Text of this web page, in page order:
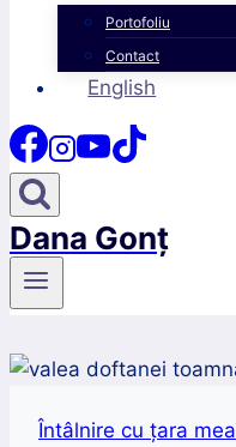
Portofoliu
Contact
English
Dana Gonț
Întâlnire cu țara mea